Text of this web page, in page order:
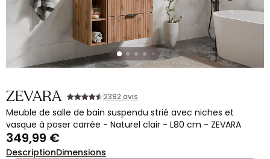
ZEVARA 2392 avis
Meuble de salle de bain suspendu strié avec niches et
vasque à poser carrée - Naturel clair - L80 cm - ZEVARA
349,99 €
DescriptionDimensions